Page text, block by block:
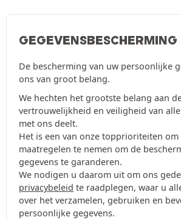
GEGEVENSBESCHERMING
De bescherming van uw persoonlijke
ons van groot belang.
We hechten het grootste belang aan
vertrouwelijkheid en veiligheid van
met ons deelt.
Het is een van onze topprioriteiten
maatregelen te nemen om de
gegevens te garanderen.
We nodigen u daarom uit om ons
privacybeleid te raadplegen, waar u
over het verzamelen, gebruiken en
persoonlijke gegevens.